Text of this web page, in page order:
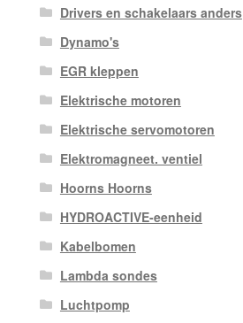
Drivers en schakelaars anders
Dynamo's
EGR kleppen
Elektrische motoren
Elektrische servomotoren
Elektromagneet. ventiel
Hoorns Hoorns
HYDROACTIVE-eenheid
Kabelbomen
Lambda sondes
Luchtpomp